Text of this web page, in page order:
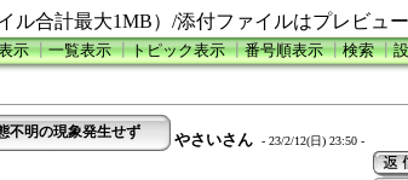
ル合計最大1MB）/添付ファイルはプレビュ
示┃一覧表示┃トピック表示┃番号順表示┃検索┃
不明の現象発生せず やさいさん - 23/2/12(日) 23:50 -